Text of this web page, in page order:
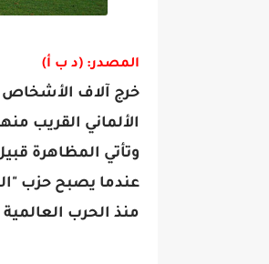
المصدر: (د ب أ)
خرج آلاف الأشخاص
الألماني القريب
وتأتي المظاهرة
عندما يصبح حزب
منذ الحرب العالمية